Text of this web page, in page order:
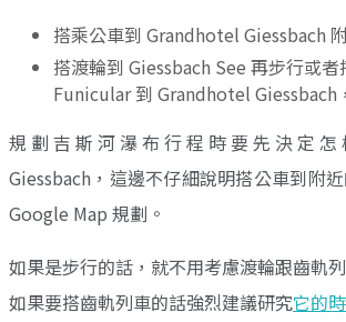
搭乘公車到 Grandhotel Giessbach
搭渡輪到 Giessbach See 再步行或者
Funicular 到 Grandhotel Giessbach
規劃吉斯河瀑布行程時要先決定怎
Giessbach，這邊不仔細說明搭公車到附
Google Map 規劃。
如果是步行的話，就不用考慮渡輪跟齒軌
如果要搭齒軌列車的話強烈建議研究它的